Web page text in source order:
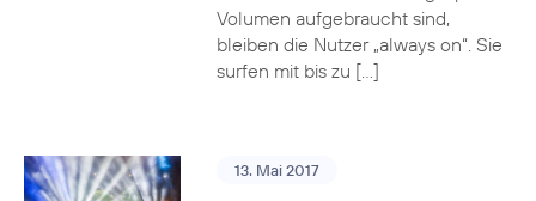
Volumen aufgebraucht sind,
bleiben die Nutzer „always on“. Sie
surfen mit bis zu […]
13. Mai 2017